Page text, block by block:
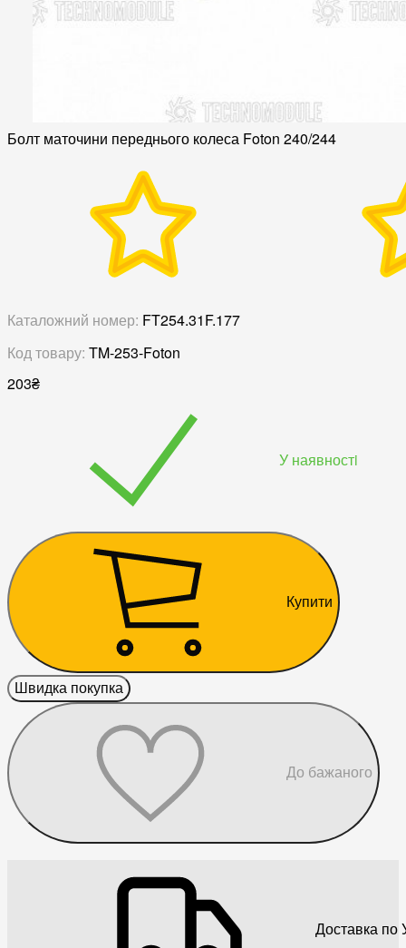
Болт маточини переднього колеса Foton 240/244
Каталожний номер: FT254.31F.177
Код товару: TM-253-Foton
203₴
У наявностi
Купити
Швидка покупка
До бажаного
Доставка по